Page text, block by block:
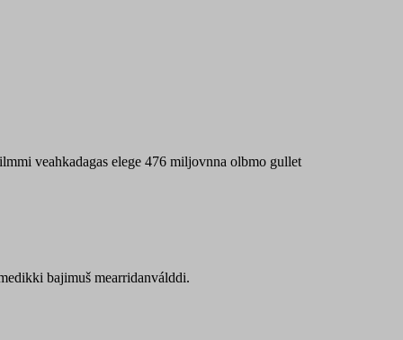
veahkadagas elege 476 miljovnna olbmo gullet
bajimuš mearridanválddi.